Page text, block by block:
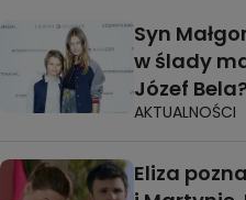
Syn
w ślady
Józef
AKTUALNOŚCI
Eliza